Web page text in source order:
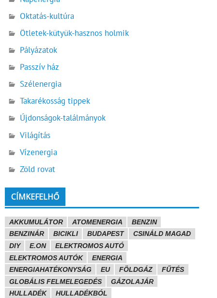
Oktatás-kultúra
Ötletek-kütyük-hasznos holmik
Pályázatok
Passzív ház
Szélenergia
Takarékosság tippek
Újdonságok-találmányok
Világítás
Vízenergia
Zöld rovat
CÍMKEFELHŐ
AKKUMULÁTOR ATOMENERGIA
BENZIN
BENZINÁR
BICIKLI BUDAPEST
CSINÁLD MAGAD
DIY
E.ON
ELEKTROMOS AUTÓ
ELEKTROMOS AUTÓK
ENERGIA
ENERGIAHATÉKONYSÁG
EU FÖLDGÁZ
FŰTÉS
GLOBÁLIS FELMELEGEDÉS
GÁZOLAJÁR
HULLADÉK
HULLADÉKBÓL